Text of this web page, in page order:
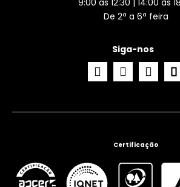
9:00 às 12:30 | 14:00 às
De 2ª a 6ª feira
Siga-nos
Certificação